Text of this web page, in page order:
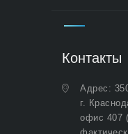
Контакты
Адрес:
г.
офис 407